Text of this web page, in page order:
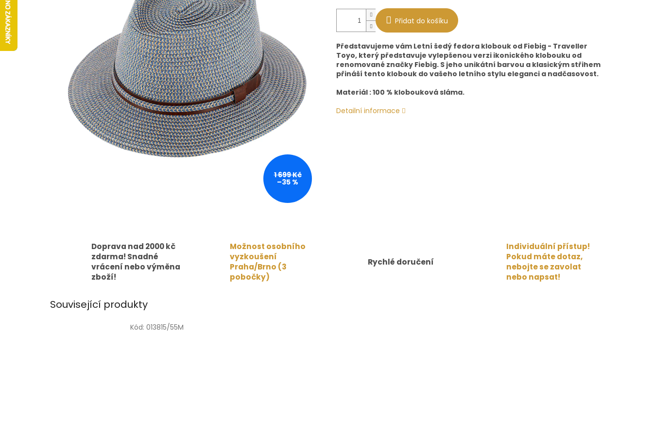
1 699 Kč
–35 %
Přidat do košíku
Představujeme vám Letní šedý fedora klobouk od Fiebig - Traveller
Toyo, který představuje vylepšenou verzi ikonického klobouku od
renomované značky Fiebig. S jeho unikátní barvou a klasickým střihem
přináší tento klobouk do vašeho letního stylu eleganci a nadčasovost.
Materiál : 100 % klobouková sláma.
Detailní informace
Doprava nad 2000 kč
zdarma! Snadné
vrácení nebo výměna
zboží!
Možnost osobního
vyzkoušení
Praha/Brno (3
pobočky)
Rychlé doručení
Individuální přístup!
Pokud máte dotaz,
nebojte se zavolat
nebo napsat!
Související produkty
Kód: 013815/55M